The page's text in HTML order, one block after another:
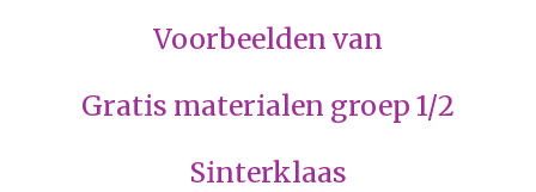
Voorbeelden van
Gratis materialen groep 1/2
Sinterklaas